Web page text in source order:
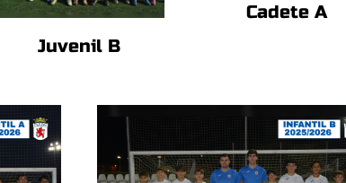
Juvenil B
Cadete A